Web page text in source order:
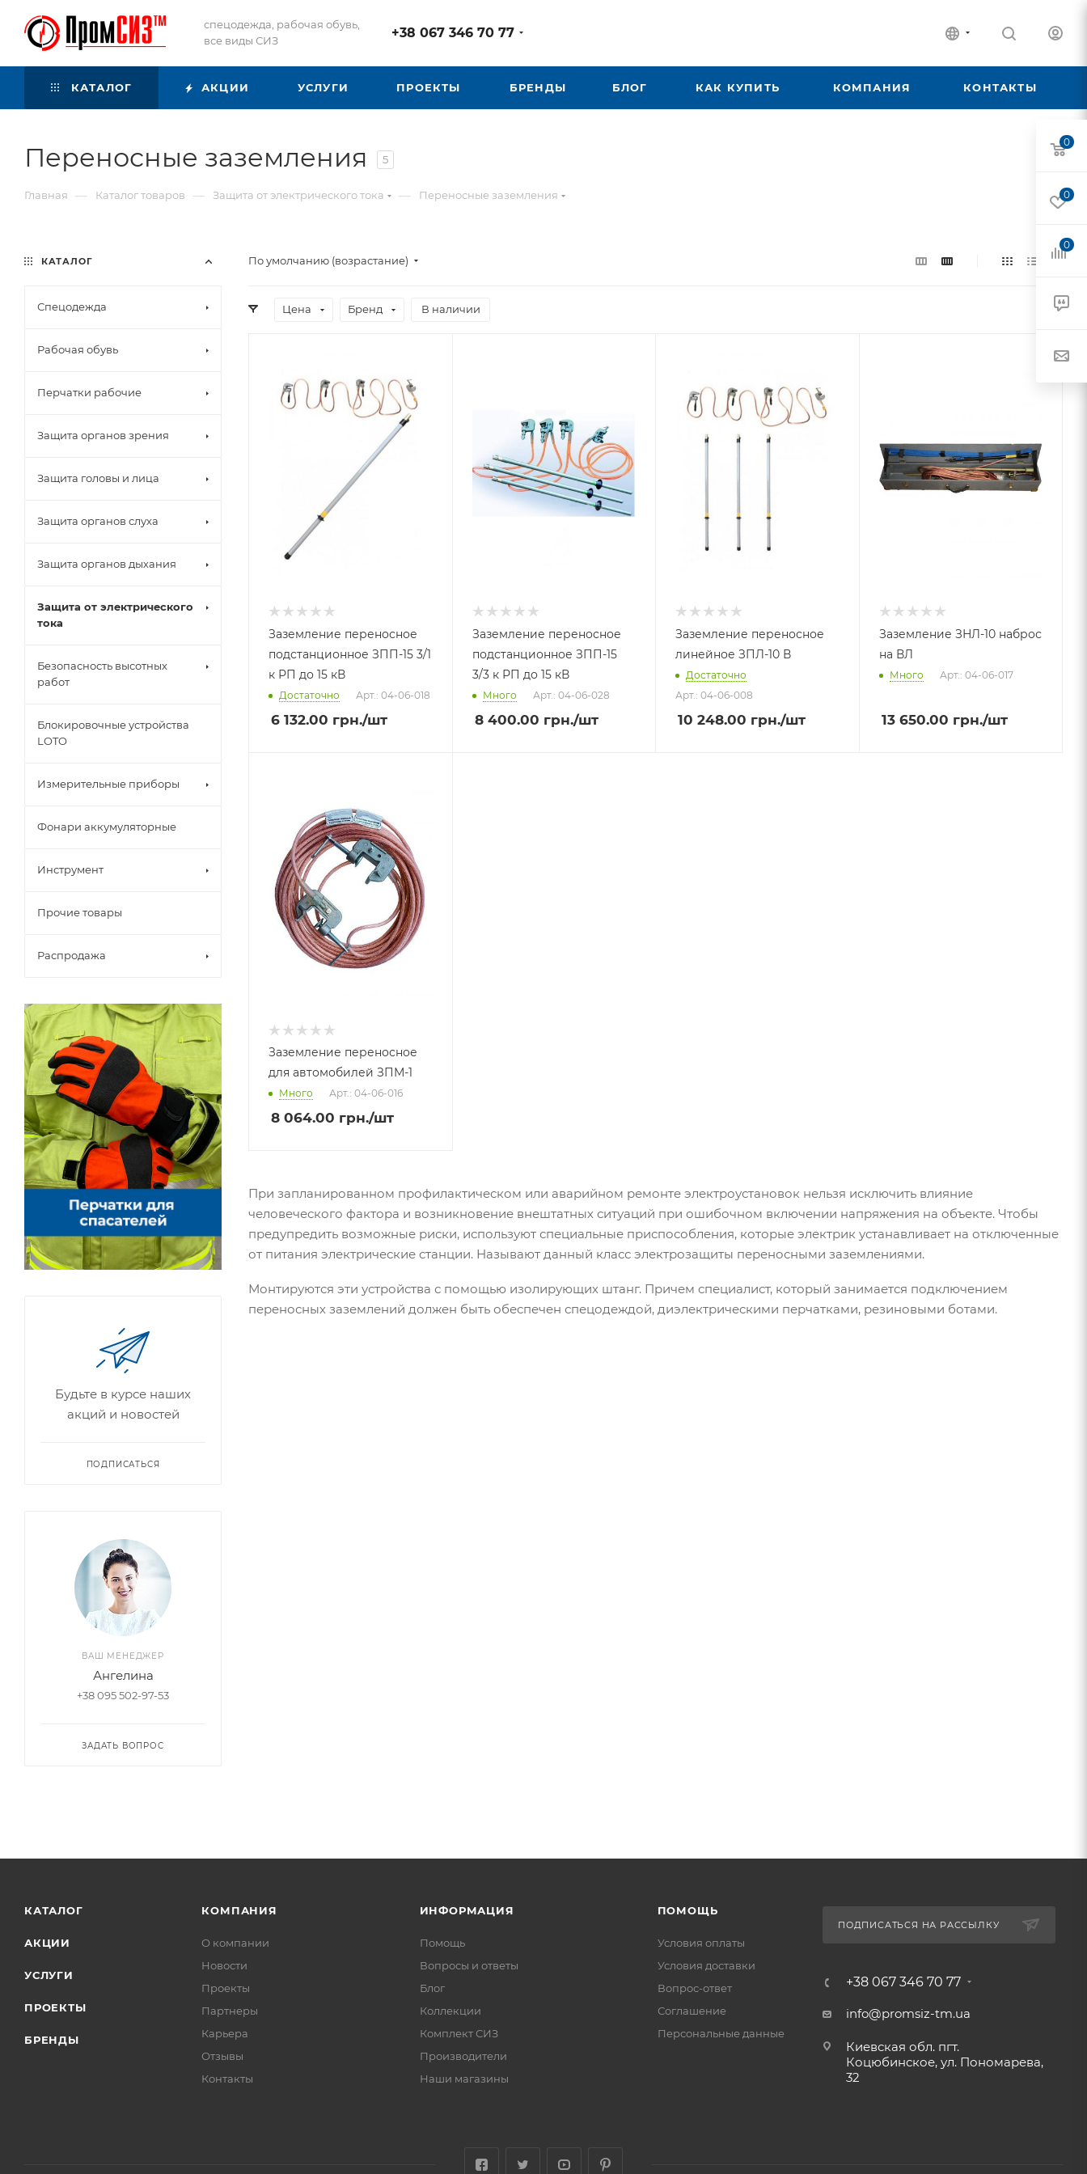
спецодежда, рабочая обувь,
все виды СИЗ
+38 067 346 70 77
КАТАЛОГ АКЦИИ УСЛУГИ ПРОЕКТЫ БРЕНДЫ БЛОГ КАК КУПИТЬ КОМПАНИЯ КОНТАКТЫ
Переносные заземления 5
Главная — Каталог товаров — Защита от электрического тока — Переносные заземления
По умолчанию (возрастание)
Цена Бренд В наличии
Заземление переносное
подстанционное ЗПП-15 3/1
к РП до 15 кВ
Достаточно Арт.: 04-06-018
6 132.00 грн./шт
Заземление переносное
подстанционное ЗПП-15
3/3 к РП до 15 кВ
Много Арт.: 04-06-028
8 400.00 грн./шт
Заземление переносное
линейное ЗПЛ-10 В
Достаточно
Арт.: 04-06-008
10 248.00 грн./шт
Заземление ЗНЛ-10 наброс
на ВЛ
Много Арт.: 04-06-017
13 650.00 грн./шт
Заземление переносное
для автомобилей ЗПМ-1
Много Арт.: 04-06-016
8 064.00 грн./шт
При запланированном профилактическом или аварийном ремонте электроустановок нельзя исключить влияние
человеческого фактора и возникновение внештатных ситуаций при ошибочном включении напряжения на объекте. Чтобы
предупредить возможные риски, используют специальные приспособления, которые электрик устанавливает на отключенные
от питания электрические станции. Называют данный класс электрозащиты переносными заземлениями.
Монтируются эти устройства с помощью изолирующих штанг. Причем специалист, который занимается подключением
переносных заземлений должен быть обеспечен спецодеждой, диэлектрическими перчатками, резиновыми ботами.
КАТАЛОГ
Спецодежда
Рабочая обувь
Перчатки рабочие
Защита органов зрения
Защита головы и лица
Защита органов слуха
Защита органов дыхания
Защита от электрического
тока
Безопасность высотных
работ
Блокировочные устройства
LOTO
Измерительные приборы
Фонари аккумуляторные
Инструмент
Прочие товары
Распродажа
Будьте в курсе наших
акций и новостей
ПОДПИСАТЬСЯ
ВАШ МЕНЕДЖЕР
Ангелина
+38 095 502-97-53
ЗАДАТЬ ВОПРОС
КАТАЛОГ
АКЦИИ
УСЛУГИ
ПРОЕКТЫ
БРЕНДЫ
КОМПАНИЯ
О компании
Новости
Проекты
Партнеры
Карьера
Отзывы
Контакты
ИНФОРМАЦИЯ
Помощь
Вопросы и ответы
Блог
Коллекции
Комплект СИЗ
Производители
Наши магазины
ПОМОЩЬ
Условия оплаты
Условия доставки
Вопрос-ответ
Соглашение
Персональные данные
ПОДПИСАТЬСЯ НА РАССЫЛКУ
+38 067 346 70 77
info@promsiz-tm.ua
Киевская обл. пгт.
Коцюбинское, ул. Пономарева,
32
0
0
0